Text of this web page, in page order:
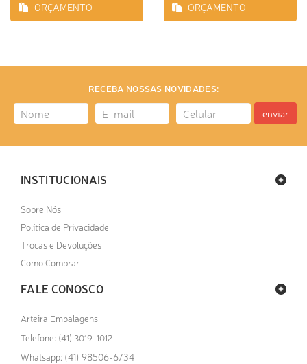
ORÇAMENTO ORÇAMENTO
RECEBA NOSSAS NOVIDADES:
enviar
INSTITUCIONAIS
Sobre Nós
Política de Privacidade
Trocas e Devoluções
Como Comprar
FALE CONOSCO
Arteira Embalagens
Telefone: (41) 3019-1012
Whatsapp: (41) 98506-6734